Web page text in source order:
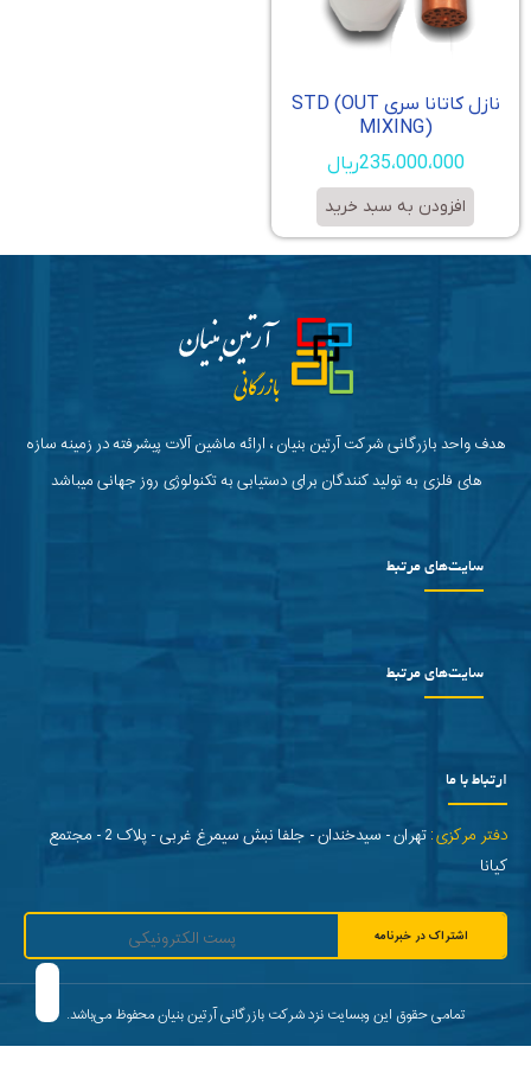
نازل کاتانا سری STD (OUT
MIXING)
235،000،000ریال
افزودن به سبد خرید
هدف واحد بازرگانی شرکت آرتین بنیان ، ارائه ماشین آلات پیشرفته در زمینه سازه
های فلزی به تولید کنندگان برای دستیابی به تکنولوژی روز جهانی میباشد
سایت‌های مرتبط
سایت‌های مرتبط
ارتباط با ما
دفتر مرکزی:
تهران - سیدخندان - جلفا نبش سیمرغ غربی - پلاک 2 - مجتمع
کیانا
اشتراک در خبرنامه
تمامی حقوق این وبسایت نزد شرکت بازرگانی آرتین بنیان محفوظ می‌باشد.